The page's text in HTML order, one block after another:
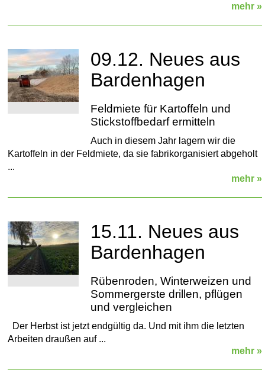
mehr »
09.12. Neues aus
Bardenhagen
Feldmiete für Kartoffeln und
Stickstoffbedarf ermitteln
Auch in diesem Jahr lagern wir die
Kartoffeln in der Feldmiete, da sie fabrikorganisiert abgeholt
...
mehr »
15.11. Neues aus
Bardenhagen
Rübenroden, Winterweizen und
Sommergerste drillen, pflügen
und vergleichen
Der Herbst ist jetzt endgültig da. Und mit ihm die letzten
Arbeiten draußen auf ...
mehr »